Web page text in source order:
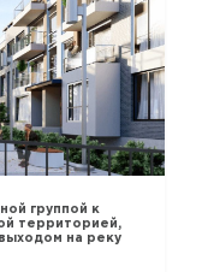
группой к
территорией,
на реку